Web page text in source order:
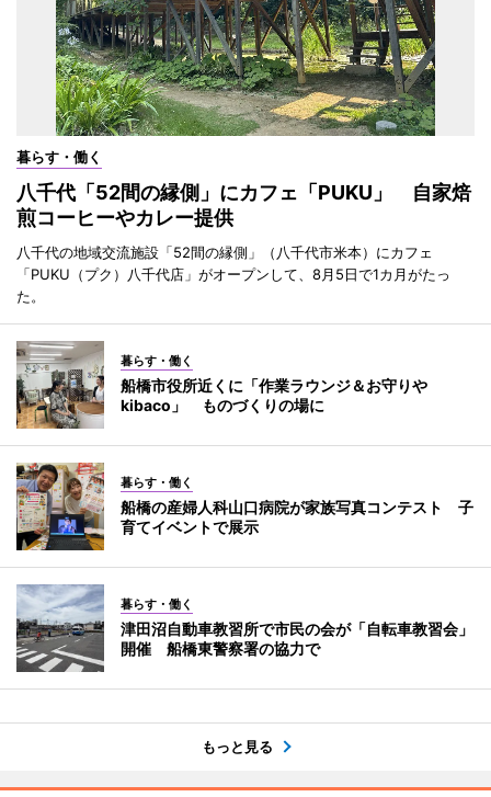
暮らす・働く
八千代「52間の縁側」にカフェ「PUKU」 自家焙
煎コーヒーやカレー提供
八千代の地域交流施設「52間の縁側」（八千代市米本）にカフェ
「PUKU（プク）八千代店」がオープンして、8月5日で1カ月がたっ
た。
暮らす・働く
船橋市役所近くに「作業ラウンジ＆お守りや
kibaco」 ものづくりの場に
暮らす・働く
船橋の産婦人科山口病院が家族写真コンテスト 子
育てイベントで展示
暮らす・働く
津田沼自動車教習所で市民の会が「自転車教習会」
開催 船橋東警察署の協力で
もっと見る